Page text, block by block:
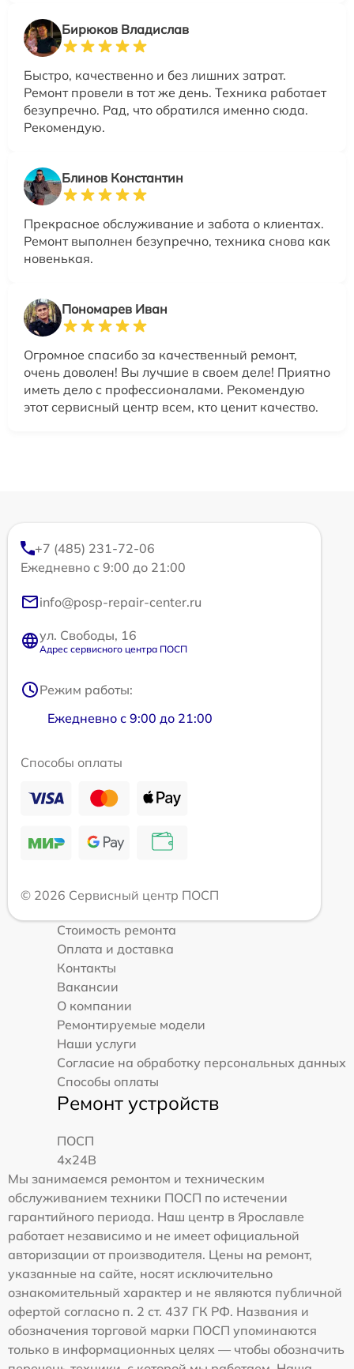
Бирюков Владислав
Быстро, качественно и без лишних затрат.
Ремонт провели в тот же день. Техника работает
безупречно. Рад, что обратился именно сюда.
Рекомендую.
Блинов Константин
Прекрасное обслуживание и забота о клиентах.
Ремонт выполнен безупречно, техника снова как
новенькая.
Пономарев Иван
Огромное спасибо за качественный ремонт,
очень доволен! Вы лучшие в своем деле! Приятно
иметь дело с профессионалами. Рекомендую
этот сервисный центр всем, кто ценит качество.
+7 (485) 231-72-06
Ежедневно с 9:00 до 21:00
info@posp-repair-center.ru
ул. Свободы, 16
Адрес сервисного центра ПОСП
Режим работы:
Ежедневно с 9:00 до 21:00
Способы оплаты
© 2026 Сервисный центр ПОСП
Стоимость ремонта
Оплата и доставка
Контакты
Вакансии
О компании
Ремонтируемые модели
Наши услуги
Согласие на обработку персональных данных
Способы оплаты
Ремонт устройств
ПОСП
4x24B
Мы занимаемся ремонтом и техническим
обслуживанием техники ПОСП по истечении
гарантийного периода. Наш центр в Ярославле
работает независимо и не имеет официальной
авторизации от производителя. Цены на ремонт,
указанные на сайте, носят исключительно
ознакомительный характер и не являются публичной
офертой согласно п. 2 ст. 437 ГК РФ. Названия и
обозначения торговой марки ПОСП упоминаются
только в информационных целях — чтобы обозначить